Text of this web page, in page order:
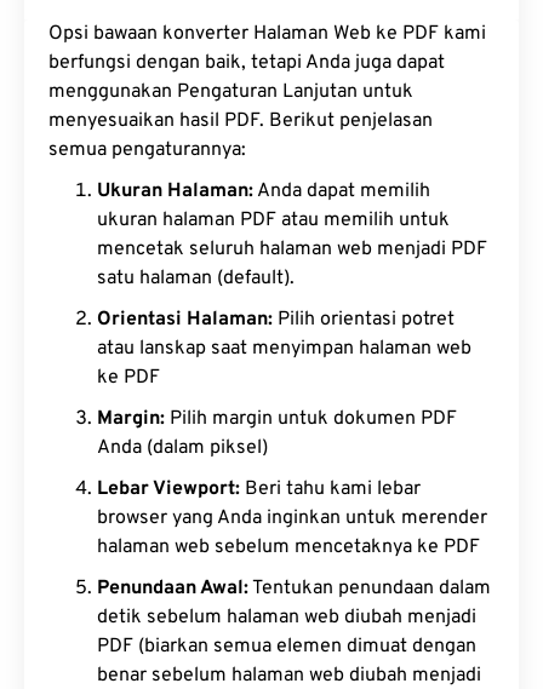
Opsi bawaan konverter Halaman Web ke PDF kami
berfungsi dengan baik, tetapi Anda juga dapat
menggunakan Pengaturan Lanjutan untuk
menyesuaikan hasil PDF. Berikut penjelasan
semua pengaturannya:
Ukuran Halaman: Anda dapat memilih
ukuran halaman PDF atau memilih untuk
mencetak seluruh halaman web menjadi PDF
satu halaman (default).
Orientasi Halaman: Pilih orientasi potret
atau lanskap saat menyimpan halaman web
ke PDF
Margin: Pilih margin untuk dokumen PDF
Anda (dalam piksel)
Lebar Viewport: Beri tahu kami lebar
browser yang Anda inginkan untuk merender
halaman web sebelum mencetaknya ke PDF
Penundaan Awal:Tentukan penundaan dalam
detik sebelum halaman web diubah menjadi
PDF (biarkan semua elemen dimuat dengan
benar sebelum halaman web diubah menjadi